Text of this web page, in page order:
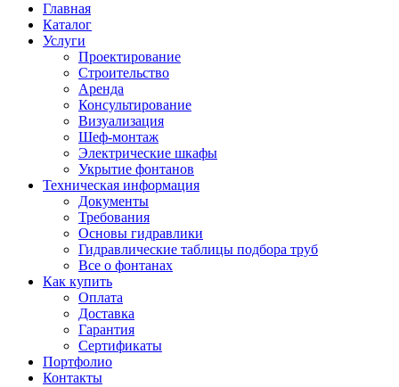
Главная
Каталог
Услуги
Проектирование
Строительство
Аренда
Консультирование
Визуализация
Шеф-монтаж
Электрические шкафы
Укрытие фонтанов
Техническая информация
Документы
Требования
Основы гидравлики
Гидравлические таблицы подбора труб
Все о фонтанах
Как купить
Оплата
Доставка
Гарантия
Сертификаты
Портфолио
Контакты